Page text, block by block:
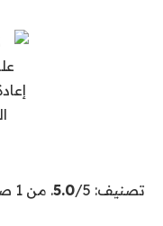
تصنيف: 5.0/5. من 1 صوت.